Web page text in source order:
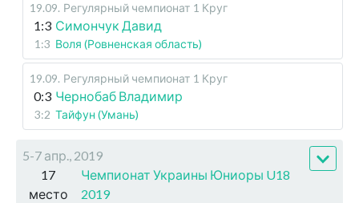
19.09. Регулярный чемпионат 1 Круг
1:3 Симончук Давид
1:3 Воля (Ровненская область)
19.09. Регулярный чемпионат 1 Круг
0:3 Чернобаб Владимир
3:2 Тайфун (Умань)
5-7 апр., 2019
17
место
Чемпионат Украины Юниоры U18
2019